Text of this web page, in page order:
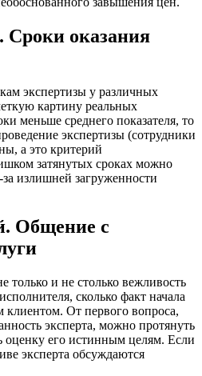
оказания
экспертизы у различных
картину реальных
меньше среднего показателя, то
экспертизы (сотрудники
а это критерий
затянутых сроках можно
излишней загруженности
Общение с
только и не столько вежливость
сколько факт начала
клиентом. От первого вопроса,
эксперта, можно протянуть
оценку его истинным целям. Если
эксперта обсуждаются